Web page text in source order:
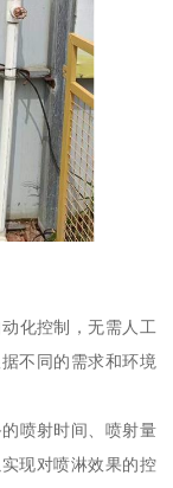
化控制，无需人工
不同的需求和环境
喷射时间、喷射量
现对喷淋效果的控